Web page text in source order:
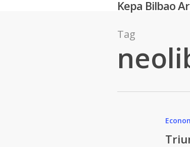
Kepa Bilbao
Tag